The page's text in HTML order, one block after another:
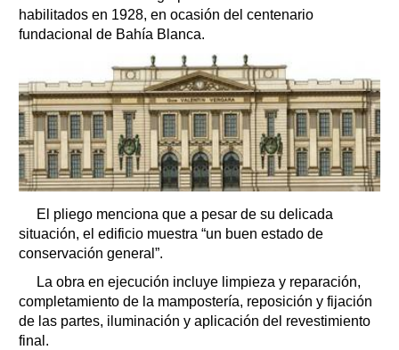
habilitados en 1928, en ocasión del centenario
fundacional de Bahía Blanca.
El pliego menciona que a pesar de su delicada
situación, el edificio muestra “un buen estado de
conservación general”.
La obra en ejecución incluye limpieza y reparación,
completamiento de la mampostería, reposición y fijación
de las partes, iluminación y aplicación del revestimiento
final.